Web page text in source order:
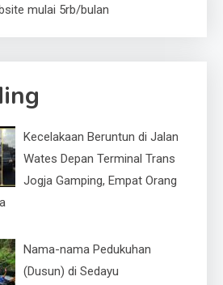
mulai 5rb/bulan
Kecelakaan Beruntun di Jalan
Wates Depan Terminal Trans
Jogja Gamping, Empat Orang
Nama-nama Pedukuhan
(Dusun) di Sedayu